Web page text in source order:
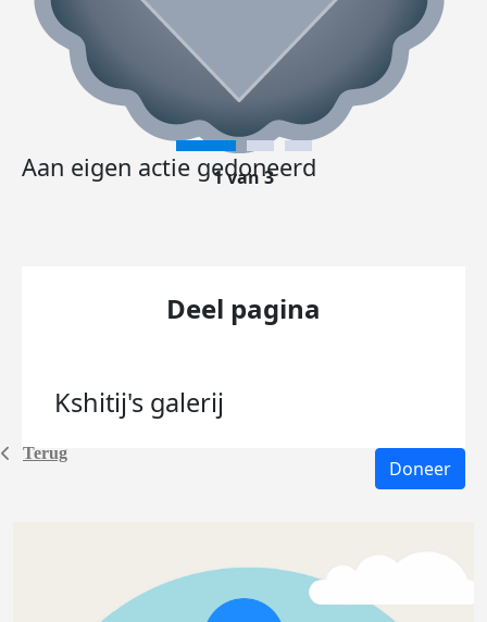
Terug
Aan eigen actie gedoneerd
1 van 3
Deel pagina
Kshitij's galerij
Doneer